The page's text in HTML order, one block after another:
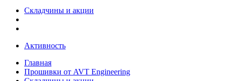
Складчины и акции
Активность
Главная
Прошивки от AVT Engineering